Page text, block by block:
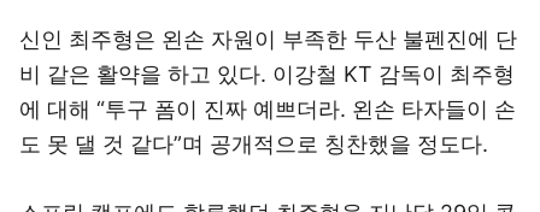
신인 최주형은 왼손 자원이 부족한 두산 불펜진에 단
비 같은 활약을 하고 있다. 이강철 KT 감독이 최주형
에 대해 “투구 폼이 진짜 예쁘더라. 왼손 타자들이 손
도 못 댈 것 같다”며 공개적으로 칭찬했을 정도다.